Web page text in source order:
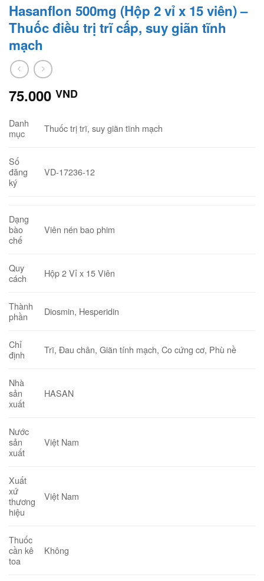
Hasanflon 500mg (Hộp 2 vỉ x 15 viên) –
Thuốc điều trị trĩ cấp, suy giãn tĩnh
mạch
75.000 VND
Danh
mục
Thuốc trị trĩ, suy giãn tĩnh mạch
Số
đăng
ký
VD-17236-12
Dạng
bào
chế
Viên nén bao phim
Quy
cách
Hộp 2 Vỉ x 15 Viên
Thành
phần
Diosmin, Hesperidin
Chỉ
định
Trĩ, Đau chân, Giãn tính mạch,Co cứng cơ, Phù nề
Nhà
sản
xuất
HASAN
Nước
sản
xuất
Việt Nam
Xuất
xứ
thương
hiệu
Việt Nam
Thuốc
cần kê
toa
Không